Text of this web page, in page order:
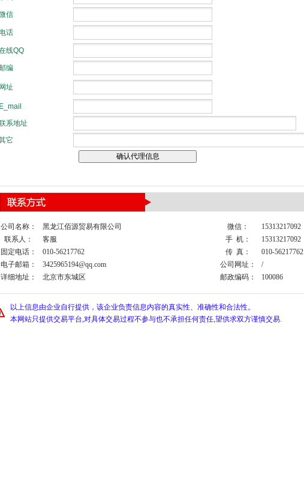
公司名称： 黑龙江佰源贸易有限公司 微信：
15313217092
联系人：
客服 手 机：
15313217092
固定电话：
010-56217762 传 真：
010-56217762
电子邮箱：
3425965194@qq.com 公司网址：
/
详细地址：
北京市东城区 邮政编码： 100086
以上信息由企业自行提供，该企业负责信息内容的真实性、准确性和合法性。
本网站只提供交易平台,对具体交易过程不参与也不承担任何责任,望供求双方谨慎交易.